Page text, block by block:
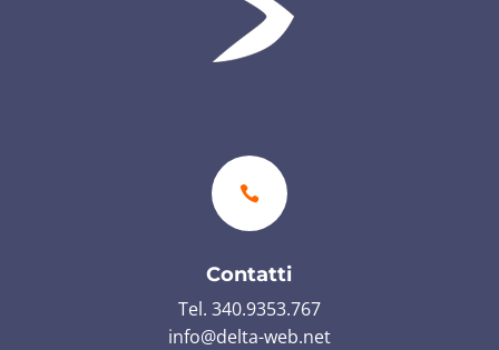

Contatti
Tel. 340.9353.767
info@delta-web.net